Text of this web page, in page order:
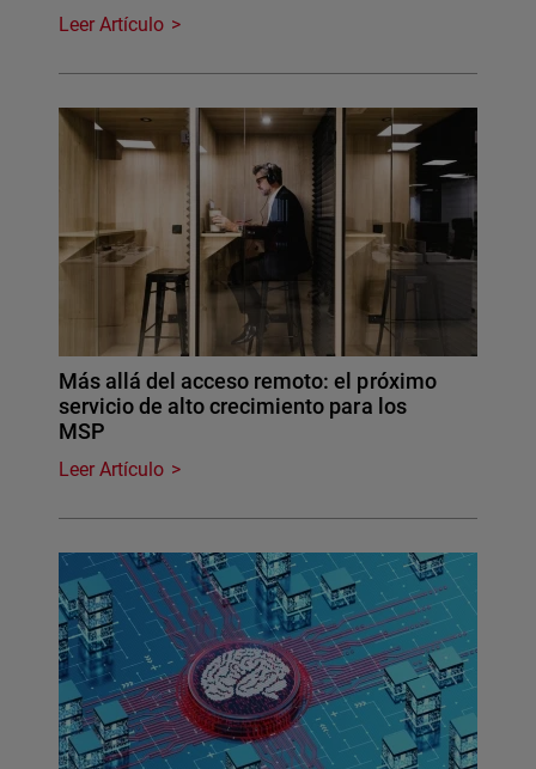
Leer Artículo
Más allá del acceso remoto: el próximo
servicio de alto crecimiento para los
MSP
Leer Artículo